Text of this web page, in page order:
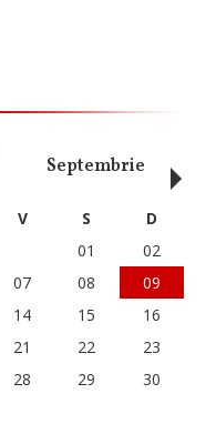
Septembrie
V S
D
01
02
07 08
09
14 15
16
21 22
23
28 29
30